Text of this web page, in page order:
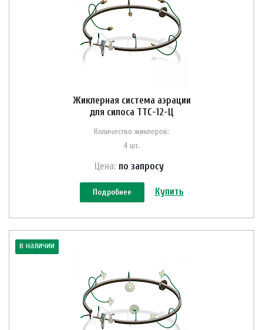
Жиклерная система аэрации
для силоса ТТС-12-Ц
Количество жиклеров:
4 шт.
Цена: по запросу
Подробнее Купить
в наличии